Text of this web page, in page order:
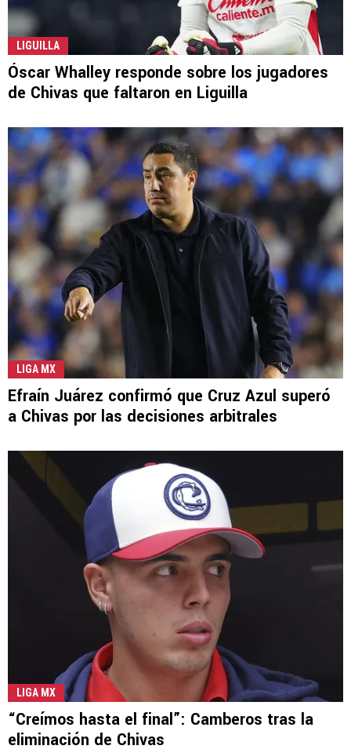
LIGUILLA
Óscar Whalley responde sobre los jugadores
de Chivas que faltaron en Liguilla
LIGA MX
Efraín Juárez confirmó que Cruz Azul superó
a Chivas por las decisiones arbitrales
LIGA MX
“Creímos hasta el final”: Camberos tras la
eliminación de Chivas